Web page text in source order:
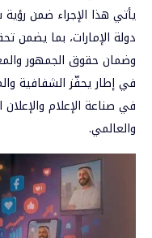
يأتي هذا الإجراء ضمن
دولة الإمارات، بما يضمن
وضمان حقوق الجمهور
في إطار يحفّز الشفافية
في صناعة الإعلام
والعالمي.